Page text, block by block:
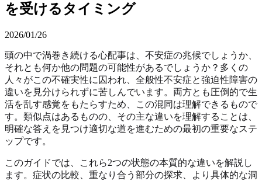
を受けるタイミング
2026/01/26
頭の中で渦巻き続ける心配事は、不安症の兆候でしょうか、
それとも何か他の問題の可能性があるでしょうか？多くの
人々がこの不確実性に囚われ、全般性不安症と強迫性障害の
違いを見分けられずに苦しんでいます。両方とも圧倒的で生
活を乱す感覚をもたらすため、この混同は理解できるもので
す。類似点はあるものの、その主な違いを理解することは、
明確な答えを見つけ適切な道を進むための最初の重要なステ
ップです。
このガイドでは、これら2つの状態の本質的な違いを解説し
ます。症状の比較、重なり合う部分の探求、より具体的な洞